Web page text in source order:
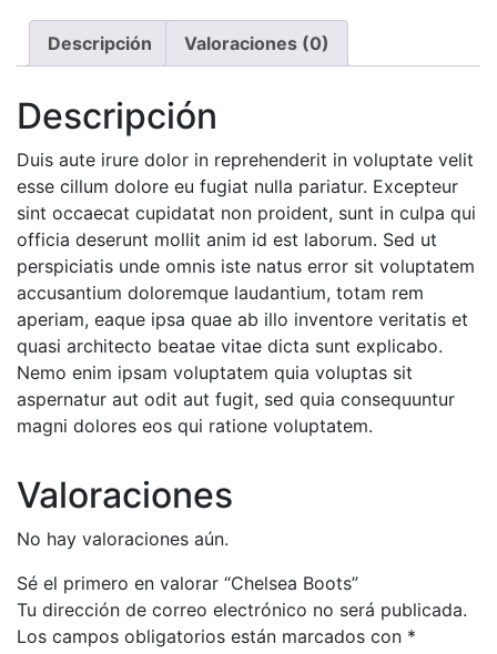
Descripción Valoraciones (0)
Descripción
Duis aute irure dolor in reprehenderit in voluptate velit
esse cillum dolore eu fugiat nulla pariatur. Excepteur
sint occaecat cupidatat non proident, sunt in culpa qui
officia deserunt mollit anim id est laborum. Sed ut
perspiciatis unde omnis iste natus error sit voluptatem
accusantium doloremque laudantium, totam rem
aperiam, eaque ipsa quae ab illo inventore veritatis et
quasi architecto beatae vitae dicta sunt explicabo.
Nemo enim ipsam voluptatem quia voluptas sit
aspernatur aut odit aut fugit, sed quia consequuntur
magni dolores eos qui ratione voluptatem.
Valoraciones
No hay valoraciones aún.
Sé el primero en valorar “Chelsea Boots”
Tu dirección de correo electrónico no será publicada.
Los campos obligatorios están marcados con *